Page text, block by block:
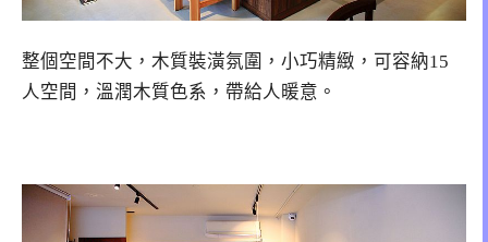
整個空間不大，木質裝潢氛圍，小巧精緻，可容納15
人空間，溫潤木質色系，帶給人暖意。